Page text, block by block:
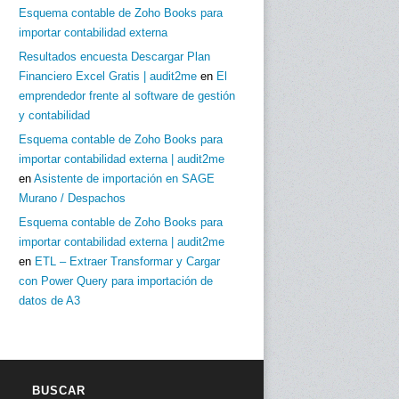
Esquema contable de Zoho Books para
importar contabilidad externa
Resultados encuesta Descargar Plan
Financiero Excel Gratis | audit2me en El
emprendedor frente al software de gestión
y contabilidad
Esquema contable de Zoho Books para
importar contabilidad externa | audit2me
en Asistente de importación en SAGE
Murano / Despachos
Esquema contable de Zoho Books para
importar contabilidad externa | audit2me
en ETL – Extraer Transformar y Cargar
con Power Query para importación de
datos de A3
BUSCAR